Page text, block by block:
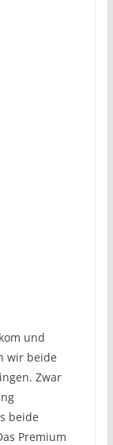
und
wir beide
Zwar
beide
Premium